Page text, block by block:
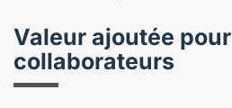
Valeur ajoutée
collaborateurs